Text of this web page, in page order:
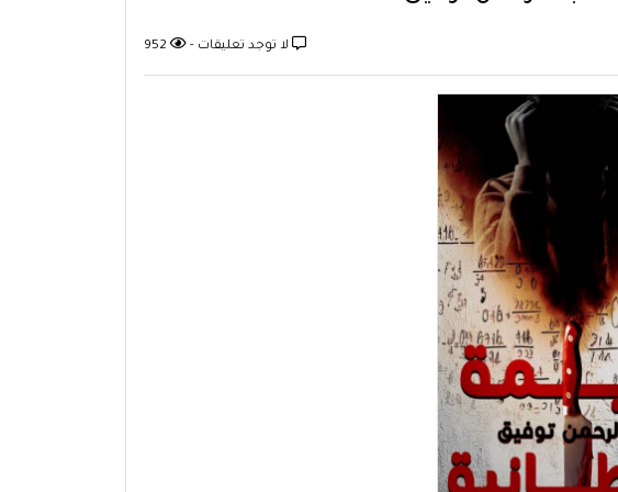
لا توجد تعليقات -